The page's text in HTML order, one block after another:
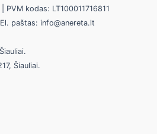
kodas: LT100011716811
paštas: info@anereta.lt
Šiauliai.